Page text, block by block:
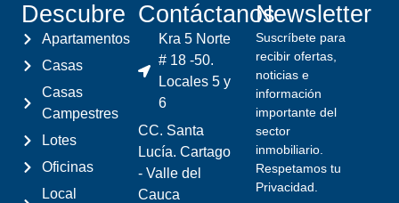
Descubre
Apartamentos
Casas
Casas
Campestres
Lotes
Oficinas
Local
Contáctanos
Kra 5 Norte
# 18 -50.
Locales 5 y
6
CC. Santa
Lucía. Cartago
- Valle del
Cauca
Newsletter
Suscríbete para
recibir ofertas,
noticias e
información
importante del
sector
inmobiliario.
Respetamos tu
Privacidad.